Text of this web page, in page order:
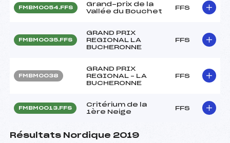
FMBM0054.FFS
Grand-prix de la
Vallée du Bouchet
FFS
FMBM0035.FFS
GRAND PRIX
REGIONAL LA
BUCHERONNE
FFS
FMBM0038
GRAND PRIX
REGIONAL – LA
BUCHERONNE
FFS
FMBM0013.FFS
Critérium de la
1ère Neige
FFS
Résultats Nordique 2019